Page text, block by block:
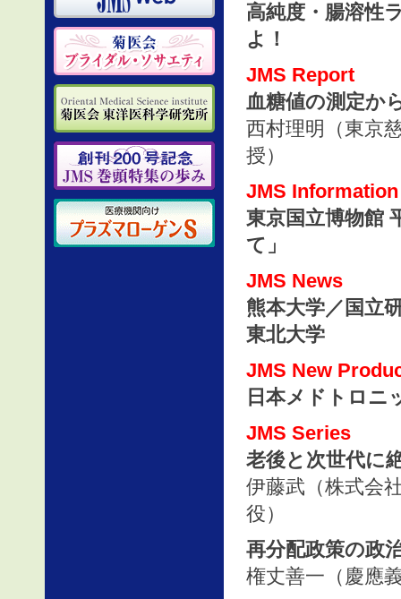
高純度・腸溶性
よ！
JMS Report
血糖値の測定か
西村理明（東京
授）
JMS Information
東京国立博物館
て」
JMS News
熊本大学／国立
東北大学
JMS New
日本メドトロニ
JMS Series
老後と次世代に
伊藤武（株式会
役）
再分配政策の政
権丈善一（慶應